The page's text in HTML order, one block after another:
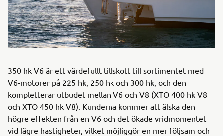
350 hk V6 är ett värdefullt tillskott till sortimentet med
V6-motorer på 225 hk, 250 hk och 300 hk, och den
kompletterar utbudet mellan V6 och V8 (XTO 400 hk V8
och XTO 450 hk V8). Kunderna kommer att älska den
högre effekten från en V6 och det ökade vridmomentet
vid lägre hastigheter, vilket möjliggör en mer följsam och